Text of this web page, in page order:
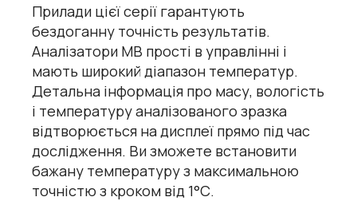
Прилади цієї серії гарантують
бездоганну точність результатів.
Аналізатори МВ прості в управлінні і
мають широкий діапазон температур.
Детальна інформація про масу, вологість
і температуру аналізованого зразка
відтворюється на дисплеї прямо під час
дослідження. Ви зможете встановити
бажану температуру з максимальною
точністю з кроком від 1°С.